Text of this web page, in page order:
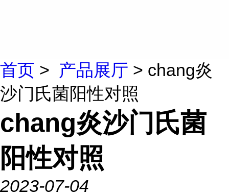
首页 > 产品展厅 > chang炎
沙门氏菌阳性对照
chang炎沙门氏菌
阳性对照
2023-07-04